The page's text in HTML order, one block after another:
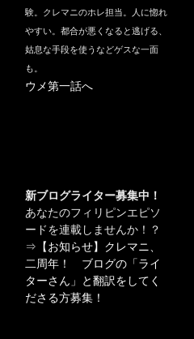
験。クレマニのホレ担当。人に惚れ
やすい。都合が悪くなると逃げる、
姑息な手段を使うなどゲスな一面
も。
ウメ第一話へ
新ブログライター募集中！
あなたのフィリピンエピソ
ードを連載しませんか！？
⇒ 【お知らせ】クレマニ、
二周年！ ブログの「ライ
ターさん」と翻訳をしてく
ださる方募集！